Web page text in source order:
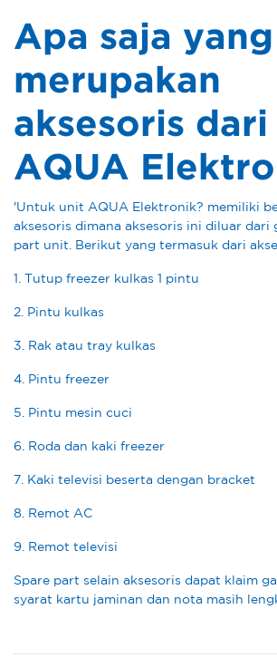
Apa saja yang
merupakan
aksesoris dari
AQUA
'Untuk unit AQUA Elektronik? memiliki
aksesoris dimana aksesoris ini diluar dari
part unit. Berikut yang termasuk dari
1. Tutup freezer kulkas 1 pintu
2. Pintu kulkas
3. Rak atau tray kulkas
4. Pintu freezer
5. Pintu mesin cuci
6. Roda dan kaki freezer
7. Kaki televisi beserta dengan bracket
8. Remot AC
9. Remot televisi
Spare part selain aksesoris dapat klaim
syarat kartu jaminan dan nota masih